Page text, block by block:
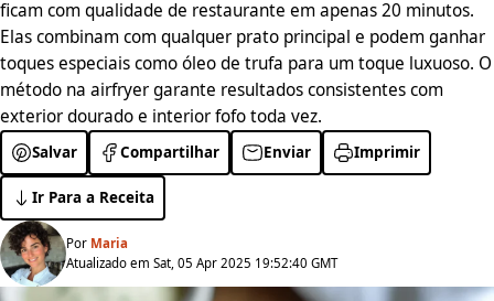
ficam com qualidade de restaurante em apenas 20 minutos.
Elas combinam com qualquer prato principal e podem ganhar
toques especiais como óleo de trufa para um toque luxuoso. O
método na airfryer garante resultados consistentes com
exterior dourado e interior fofo toda vez.
Salvar Compartilhar Enviar Imprimir
Ir Para a Receita
Por Maria
Atualizado em Sat, 05 Apr 2025 19:52:40 GMT